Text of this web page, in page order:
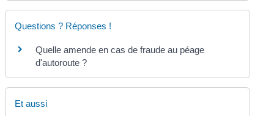
Questions ? Réponses !
Quelle amende en cas de fraude au péage
d'autoroute ?
Et aussi